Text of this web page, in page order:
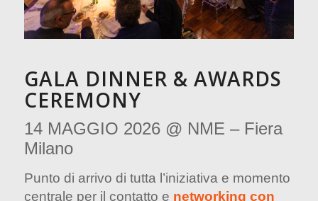
GALA DINNER & AWARDS
CEREMONY
14 MAGGIO 2026 @ NME – Fiera
Milano
Punto di arrivo di tutta l’iniziativa e momento
centrale per il contatto e networking con